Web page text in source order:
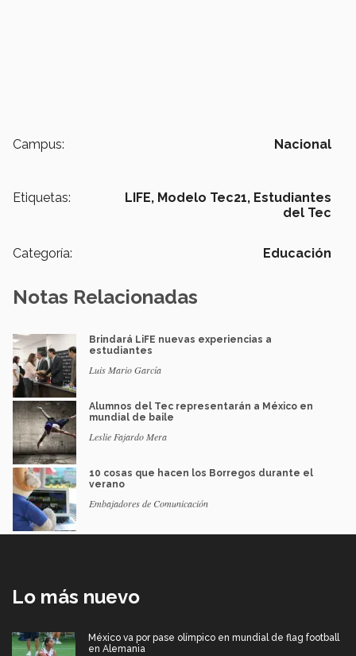
Campus: Nacional
Etiquetas: LIFE, Modelo Tec21, Estudiantes
del Tec
Categoría: Educación
Notas Relacionadas
Brindará LiFE nuevas experiencias a
estudiantes
Luis Mario García
Alumnos del Tec representarán a México en
mundial de baile
Leslie Fajardo Mera
10 cosas que hacen los Borregos durante el
verano
Embajadores de Comunicación
Lo más nuevo
México va por pase olímpico en mundial de flag football
en Alemania